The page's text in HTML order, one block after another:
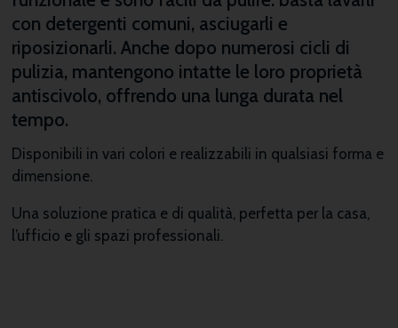
con detergenti comuni, asciugarli e
riposizionarli. Anche dopo numerosi cicli di
pulizia, mantengono intatte le loro proprietà
antiscivolo, offrendo una lunga durata nel
tempo.
Disponibili in vari colori e realizzabili in qualsiasi forma e
dimensione.
Una soluzione pratica e di qualità, perfetta per la casa,
l’ufficio e gli spazi professionali.